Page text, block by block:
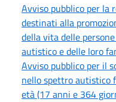
Avviso pubblico per la
destinati alla
della vita delle
autistico e delle loro
Avviso pubblico per il
nello spettro autistico
età (17 anni e 364